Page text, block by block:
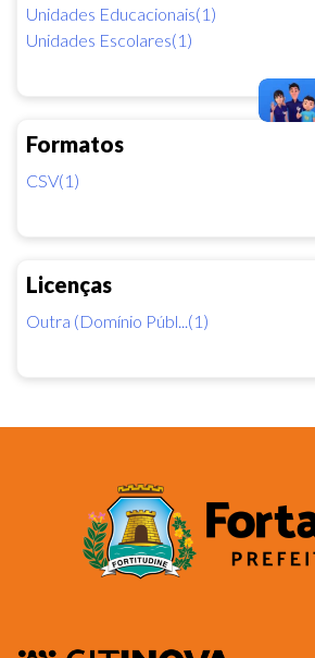
Unidades Educacionais(1)
Unidades Escolares(1)
Formatos
CSV(1)
Licenças
Outra (Domínio Públ...(1)